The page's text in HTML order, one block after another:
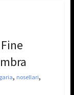
, nosellari,